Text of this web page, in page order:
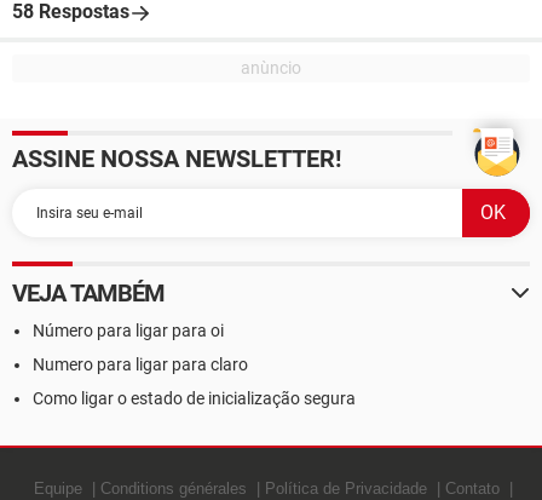
58 Respostas
ASSINE NOSSA NEWSLETTER!
VEJA TAMBÉM
Número para ligar para oi
Numero para ligar para claro
Como ligar o estado de inicialização segura
Equipe Conditions générales Política de Privacidade Contato